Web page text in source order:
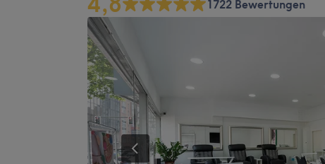
1722 Bewertungen